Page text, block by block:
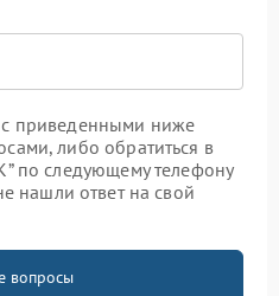
приведенными ниже
либо обратиться в
по следующему телефону
нашли ответ на свой
вопросы